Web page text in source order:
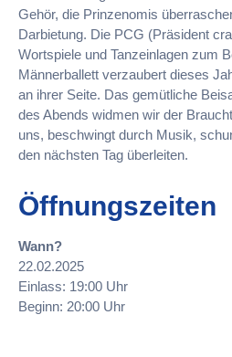
Gehör, die Prinzenomis
Darbietung. Die PCG (Präsident
Wortspiele und Tanzeinlagen zum
Männerballett verzaubert dieses
an ihrer Seite. Das gemütliche
des Abends widmen wir der
uns, beschwingt durch Musik,
den nächsten Tag überleiten.
Öffnungszeiten
Wann?
22.02.2025
Einlass: 19:00 Uhr
Beginn: 20:00 Uhr